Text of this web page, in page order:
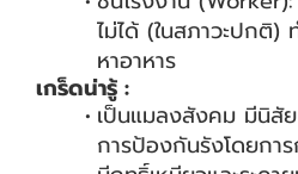
ไม่ได้ (ในสภาวะปกติ)
หาอาหาร
เกร็ดน่ารู้ :
เป็นแมลงสังคม มีนิ
การป้องกันรังโดยกา